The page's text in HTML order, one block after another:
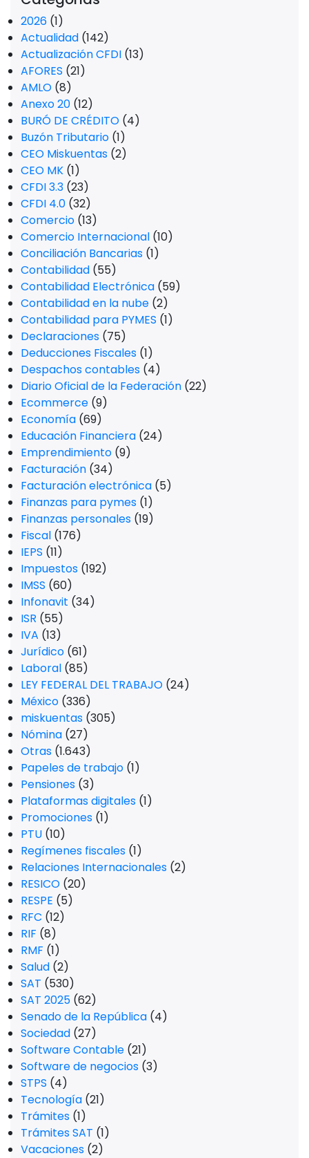
2026 (1)
Actualidad (142)
Actualización CFDI (13)
AFORES (21)
AMLO (8)
Anexo 20 (12)
BURÓ DE CRÉDITO (4)
Buzón Tributario (1)
CEO Miskuentas (2)
CEO MK (1)
CFDI 3.3 (23)
CFDI 4.0 (32)
Comercio (13)
Comercio Internacional (10)
Conciliación Bancarias (1)
Contabilidad (55)
Contabilidad Electrónica (59)
Contabilidad en la nube (2)
Contabilidad para PYMES (1)
Declaraciones (75)
Deducciones Fiscales (1)
Despachos contables (4)
Diario Oficial de la Federación (22)
Ecommerce (9)
Economía (69)
Educación Financiera (24)
Emprendimiento (9)
Facturación (34)
Facturación electrónica (5)
Finanzas para pymes (1)
Finanzas personales (19)
Fiscal (176)
IEPS (11)
Impuestos (192)
IMSS (60)
Infonavit (34)
ISR (55)
IVA (13)
Jurídico (61)
Laboral (85)
LEY FEDERAL DEL TRABAJO (24)
México (336)
miskuentas (305)
Nómina (27)
Otras (1.643)
Papeles de trabajo (1)
Pensiones (3)
Plataformas digitales (1)
Promociones (1)
PTU (10)
Regímenes fiscales (1)
Relaciones Internacionales (2)
RESICO (20)
RESPE (5)
RFC (12)
RIF (8)
RMF (1)
Salud (2)
SAT (530)
SAT 2025 (62)
Senado de la República (4)
Sociedad (27)
Software Contable (21)
Software de negocios (3)
STPS (4)
Tecnología (21)
Trámites (1)
Trámites SAT (1)
Vacaciones (2)